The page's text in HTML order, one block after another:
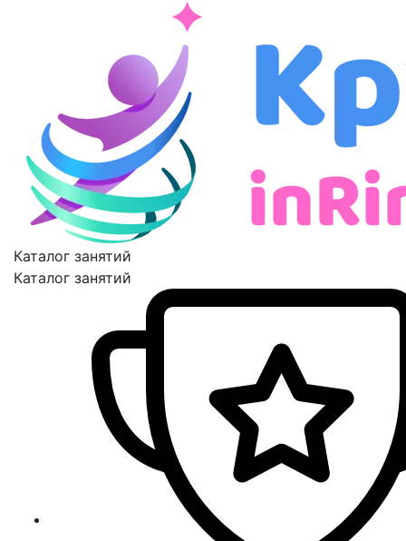
Каталог занятий
Каталог занятий